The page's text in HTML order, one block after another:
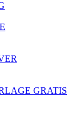
GRATIS